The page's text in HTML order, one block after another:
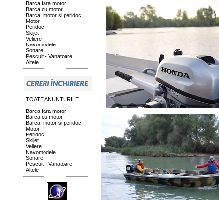
Barca fara motor
Barca cu motor
Barca, motor si peridoc
Motor
Peridoc
Skijet
Veliere
Navomodele
Sonare
Pescuit - Vanatoare
Altele
TOATE ANUNTURILE
Barca fara motor
Barca cu motor
Barca, motor si peridoc
Motor
Peridoc
Skijet
Veliere
Navomodele
Sonare
Pescuit - Vanatoare
Altele